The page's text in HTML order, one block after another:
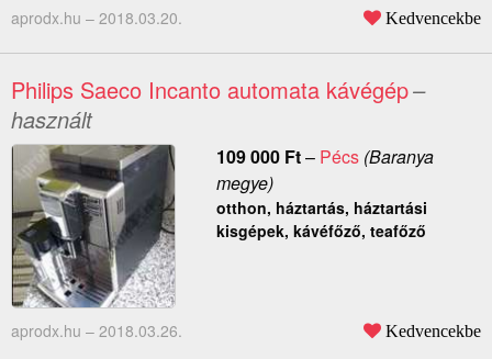
aprodx.hu – 2018.03.20. Kedvencekbe
Philips Saeco Incanto automata kávégép–
használt
109 000 Ft– Pécs(Baranya
megye)
otthon, háztartás, háztartási
kisgépek, kávéfőző, teafőző
aprodx.hu – 2018.03.26. Kedvencekbe